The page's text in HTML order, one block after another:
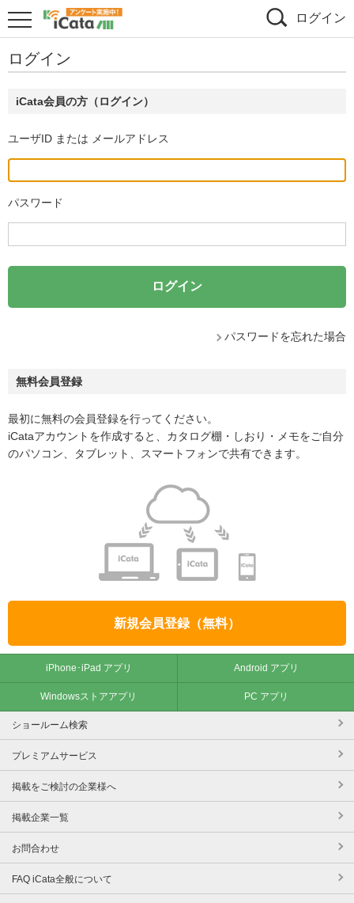
ログイン
ログイン
iCata会員の方（ログイン）
ユーザID または メールアドレス
パスワード
パスワードを忘れた場合
無料会員登録
最初に無料の会員登録を行ってください。
iCataアカウントを作成すると、カタログ棚・しおり・メモをご自分
のパソコン、タブレット、スマートフォンで共有できます。
新規会員登録（無料）
iPhone･iPad アプリ Android アプリ
Windowsストアアプリ PC アプリ
ショールーム検索
プレミアムサービス
掲載をご検討の企業様へ
掲載企業一覧
お問合わせ
FAQ iCata全般について